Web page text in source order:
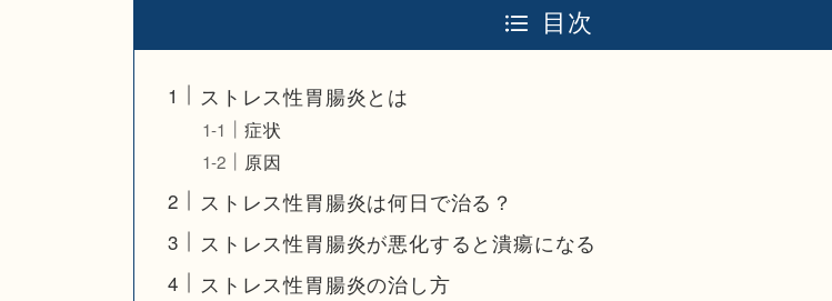
目次
ストレス性胃腸炎とは
症状
原因
ストレス性胃腸炎は何日で治る？
ストレス性胃腸炎が悪化すると潰瘍になる
ストレス性胃腸炎の治し方